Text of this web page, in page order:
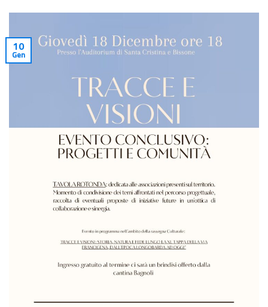
10
Gen